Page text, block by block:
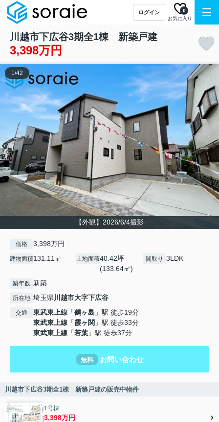
ログイン
お気に入り
0
川越市下広谷3期全1棟 新築戸建
3,398万円
【外観】2026/6/4撮影
1/42
価格 3,398万円
建物面積131.11㎡ 土地面積40.42坪
(133.64㎡)
間取り 3LDK
築年数 新築
所在地 埼玉県川越市大字下広谷
交通 東武東上線 「鶴ヶ島 」駅 徒歩19分
東武東上線 「霞ヶ関 」駅 徒歩33分
東武東上線 「若葉 」駅 徒歩37分
無料 お問い合わせ
川越市下広谷3期全1棟 新築戸建の販売中物件
1号棟
3,398万円